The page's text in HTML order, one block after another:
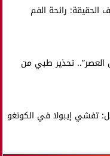
رائحة الفم
تحذير طبي من
تفشي إيبولا في الكونغو